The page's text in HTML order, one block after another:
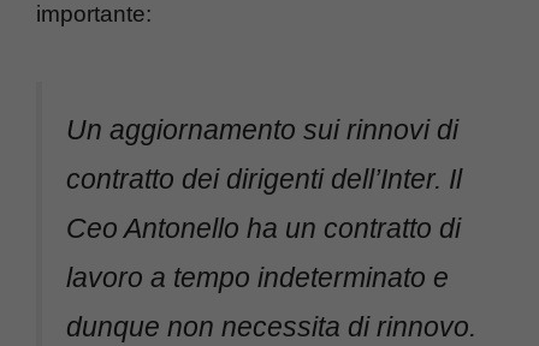
importante:
Un aggiornamento sui rinnovi di
contratto dei dirigenti dell’Inter. Il
Ceo Antonello ha un contratto di
lavoro a tempo indeterminato e
dunque non necessita di rinnovo.